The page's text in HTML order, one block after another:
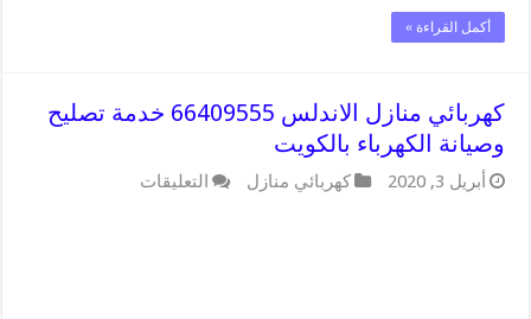
أكمل القراءة »
كهربائي منازل الاندلس 66409555 خدمة تصليح
وصيانة الكهرباء بالكويت
أبريل 3, 2020 كهربائي منازل التعليقات